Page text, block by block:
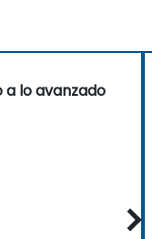
plataformas
a lo avanzado